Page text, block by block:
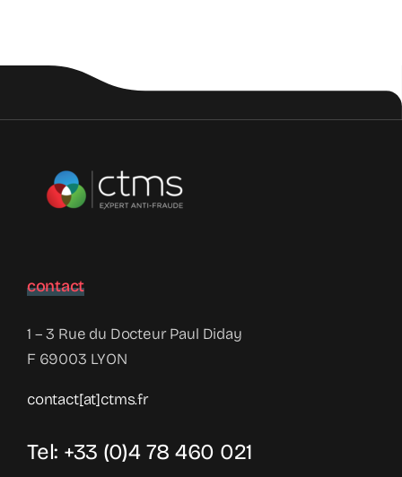
contact
1 – 3 Rue du Docteur Paul Diday
F 69003 LYON
contact[at]ctms.fr
Tel: +33 (0)4 78 460 021